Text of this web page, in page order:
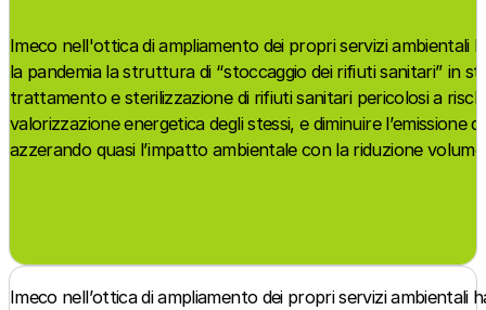
Imeco nell'ottica di ampliamento dei propri servizi ambientali
la pandemia la struttura di “stoccaggio dei rifiuti sanitari” in
trattamento e sterilizzazione di rifiuti sanitari pericolosi a
valorizzazione energetica degli stessi, e diminuire l’emissione
azzerando quasi l’impatto ambientale con la riduzione
Imeco nell’ottica di ampliamento dei propri servizi